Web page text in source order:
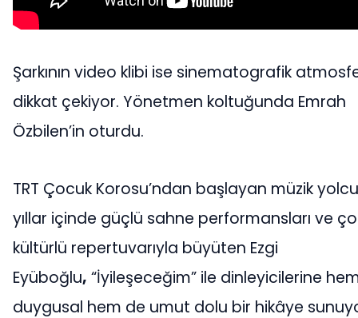
Şarkının video klibi ise sinematografik
dikkat çekiyor. Yönetmen koltuğunda Emrah
Özbilen’in oturdu.
TRT Çocuk Korosu’ndan başlayan müzik
yıllar içinde güçlü sahne performansları ve
kültürlü repertuvarıyla büyüten Ezgi
Eyüboğlu, “İyileşeceğim” ile dinleyicilerine
duygusal hem de umut dolu bir hikâye